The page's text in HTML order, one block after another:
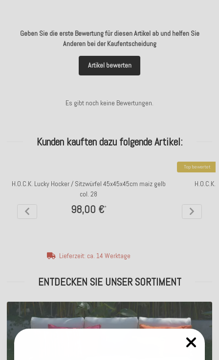
Geben Sie die erste Bewertung für diesen Artikel ab und helfen Sie
Anderen bei der Kaufentscheidung
Artikel bewerten
Es gibt noch keine Bewertungen.
Kunden kauften dazu folgende Artikel:
H.O.C.K. Lucky Hocker / Sitzwürfel 45x45x45cm maiz gelb
col. 28
98,00 €*
Lieferzeit: ca. 14 Werktage
Top bewertet
ENTDECKEN SIE UNSER SORTIMENT